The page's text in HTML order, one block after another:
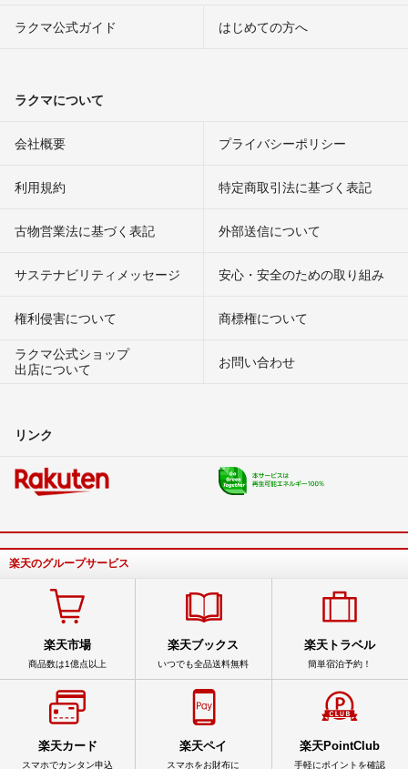
ラクマ公式ガイド はじめての方へ
ラクマについて
会社概要 プライバシーポリシー
利用規約 特定商取引法に基づく表記
古物営業法に基づく表記 外部送信について
サステナビリティメッセージ 安心・安全のための取り組み
権利侵害について
商標権について
ラクマ公式ショップ
出店について
お問い合わせ
リンク
楽天のグループサービス
楽天市場
商品数は1億点以上
楽天ブックス
いつでも全品送料無料
楽天トラベル
簡単宿泊予約！
楽天カード
スマホでカンタン申込
楽天ペイ
スマホをお財布に
楽天PointClub
手軽にポイントを確認